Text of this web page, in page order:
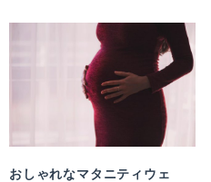
おしゃれなマタニティウェ